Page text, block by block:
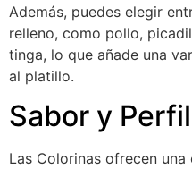
Además, puedes elegir
relleno, como pollo,
tinga, lo que añade una
al platillo.
Sabor y
Las Colorinas ofrecen